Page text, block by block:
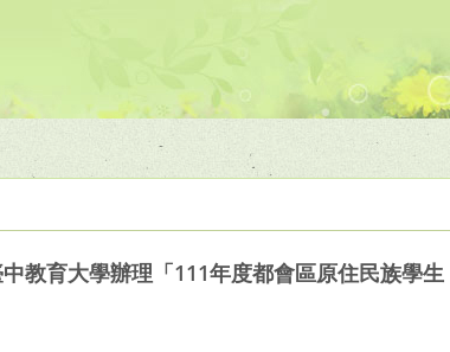
教育大學辦理「111年度都會區原住民族學生